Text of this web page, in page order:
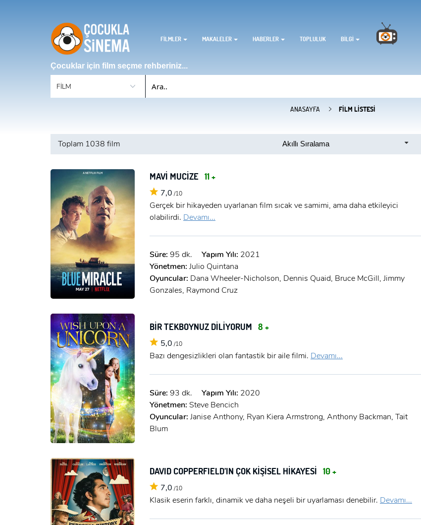
FİLMLER MAKALELER HABERLER TOPLULUK BILGI
Çocuklar için film seçme rehberiniz...
ANASAYFA FILM LISTESI
Toplam 1038 film Akıllı Sıralama
MAVİ MUCİZE 11 +
7,0 /10
Gerçek bir hikayeden uyarlanan film sıcak ve samimi, ama daha etkileyici
olabilirdi. Devamı...
Süre: 95 dk. Yapım Yılı: 2021
Yönetmen: Julio Quintana
Oyuncular: Dana Wheeler-Nicholson, Dennis Quaid, Bruce McGill, Jimmy
Gonzales, Raymond Cruz
BİR TEKBOYNUZ DİLİYORUM 8 +
5,0 /10
Bazı dengesizlikleri olan fantastik bir aile filmi. Devamı...
Süre: 93 dk. Yapım Yılı: 2020
Yönetmen: Steve Bencich
Oyuncular: Janise Anthony, Ryan Kiera Armstrong, Anthony Backman, Tait
Blum
DAVID COPPERFIELD’IN ÇOK KİŞİSEL HİKAYESİ 10 +
7,0 /10
Klasik eserin farklı, dinamik ve daha neşeli bir uyarlaması denebilir. Devamı...